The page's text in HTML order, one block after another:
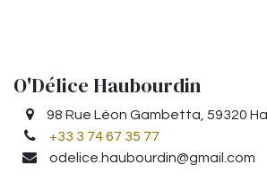
O'Délice Haubourdin
98 Rue Léon Gambetta, 59320
+33 3 74 67 35 77
odelice.haubourdin@gmail.com